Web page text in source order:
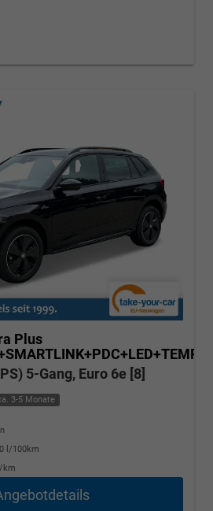
Plus
5-Gang, Euro 6e [8]
3-5 Monate
l/100km
km